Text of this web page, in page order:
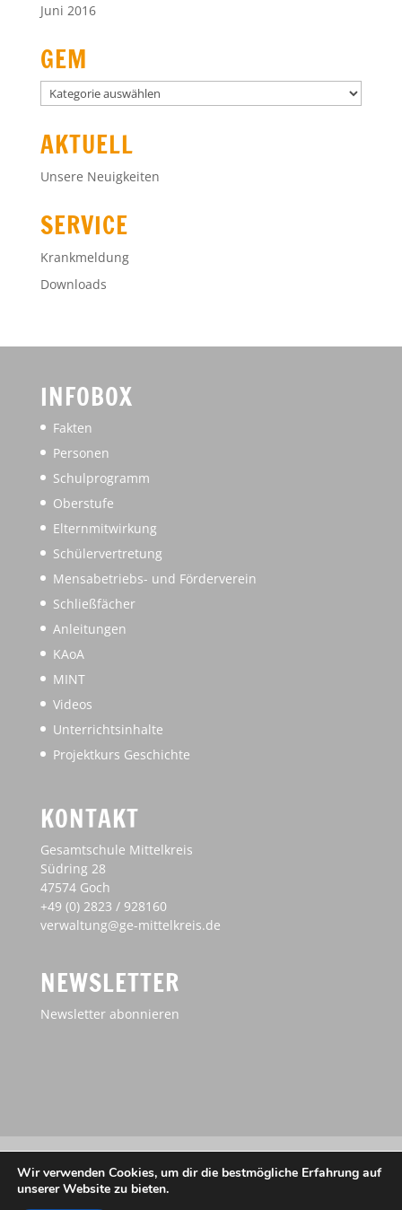
Juni 2016
GEM
GEM
AKTUELL
Unsere Neuigkeiten
SERVICE
Krankmeldung
Downloads
INFOBOX
Fakten
Personen
Schulprogramm
Oberstufe
Elternmitwirkung
Schülervertretung
Mensabetriebs- und Förderverein
Schließfächer
Anleitungen
KAoA
MINT
Videos
Unterrichtsinhalte
Projektkurs Geschichte
KONTAKT
Gesamtschule Mittelkreis
Südring 28
47574 Goch
+49 (0) 2823 / 928160
verwaltung@ge-mittelkreis.de
NEWSLETTER
Newsletter abonnieren
Datenschutz
Wir verwenden Cookies, um dir die bestmögliche Erfahrung auf
unserer Website zu bieten.